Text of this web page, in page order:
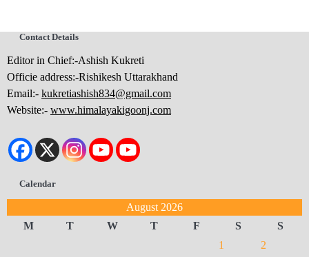
Contact Details
Editor in Chief:-Ashish Kukreti
Officie address:-Rishikesh Uttarakhand
Email:- kukretiashish834@gmail.com
Website:- www.himalayakigoonj.com
Calendar
August 2026
M
T W T F S
S
1
2